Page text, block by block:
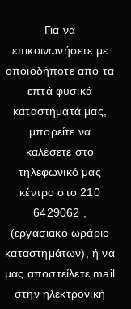
Για να
επικοινωνήσετε με
οποιοδήποτε από τα
επτά φυσικά
καταστήματά μας,
μπορείτε να
καλέσετε στο
τηλεφωνικό μας
κέντρο στο 210
6429062
(εργασιακό ωράριο
καταστημάτων), ή να
μας αποστείλετε mail
στην ηλεκτρονική